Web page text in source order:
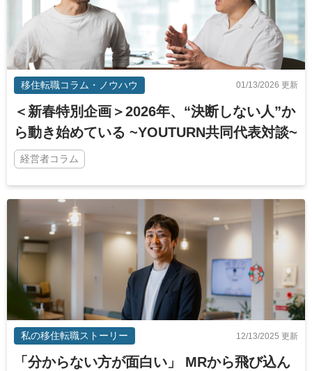
移住転職コラム・ノウハウ 01/13/2026 更新
＜新春特別企画＞2026年、“決断しない人”か
ら動き始めている ~YOUTURN共同代表対談~
経営者コラム
私の移住転職ストーリー 12/13/2025 更新
「分からない方が面白い」 MRから飛び込ん